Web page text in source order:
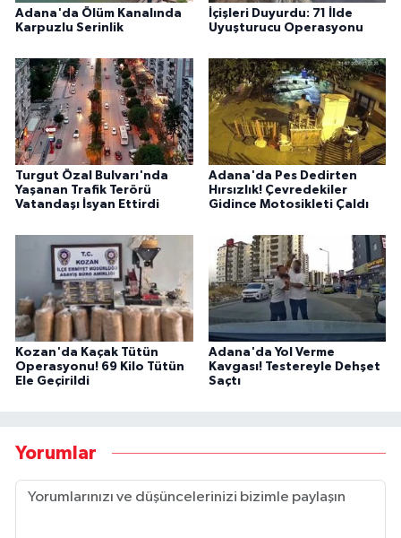
Adana'da Ölüm Kanalında
Karpuzlu Serinlik
İçişleri Duyurdu: 71 İlde
Uyuşturucu Operasyonu
Turgut Özal Bulvarı'nda
Yaşanan Trafik Terörü
Vatandaşı İsyan Ettirdi
Adana'da Pes Dedirten
Hırsızlık! Çevredekiler
Gidince Motosikleti Çaldı
Kozan'da Kaçak Tütün
Operasyonu! 69 Kilo Tütün
Ele Geçirildi
Adana'da Yol Verme
Kavgası! Testereyle Dehşet
Saçtı
Yorumlar